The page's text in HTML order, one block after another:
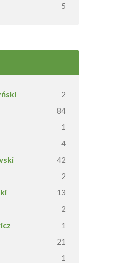
5
2
84
1
4
42
2
13
2
1
21
1